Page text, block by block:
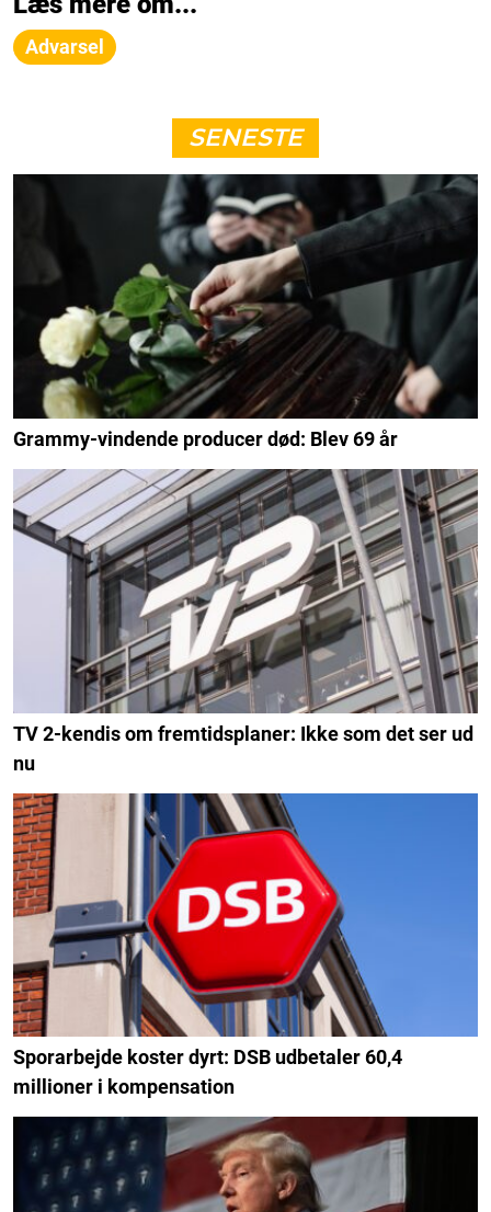
Advarsel
SENESTE
Grammy-vindende producer død: Blev 69 år
TV 2-kendis om fremtidsplaner: Ikke som det ser ud
nu
Sporarbejde koster dyrt: DSB udbetaler 60,4
millioner i kompensation